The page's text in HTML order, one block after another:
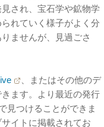
され、宝石学や鉱物学
れていく様子がよく分
ませんが、見過ごさ
、またはその他のデ
ます。より最近の発行
見つけることができま
イトに掲載されてお